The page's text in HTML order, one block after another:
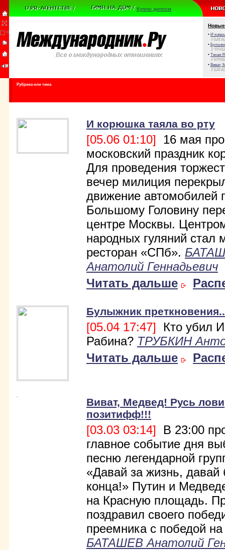
Куплю диплом
Новые
• И
//
•
//
• Тихая
//
• Виват,
//
Рубрика или тема
И корюшка таяла во рту
[05.06 01:10] 16 мая
московский праздник
Для проведения
вечер милиция
движение автомобилей
Большому Головину
центре Москвы.
народных гуляний стал
ресторан «СПб».
Анатолий Геннадьевич
Читать дальше
Булыжник
[05.04 17:47] Кто убил
Рабина? ТРУБКИН
Читать дальше
Виват, Медвед! Русь лови
позитифф!!!
[03.03 03:14] В 23:00
главное событие дня
песню легендарной
«Давай за жизнь, давай
конца!» Путин и
на Красную площадь.
поздравил своего
преемника с победой
БАТАШЕВ Анатолий